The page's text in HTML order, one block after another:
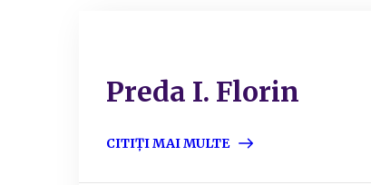
Preda I. Florin
CITIȚI MAI MULTE